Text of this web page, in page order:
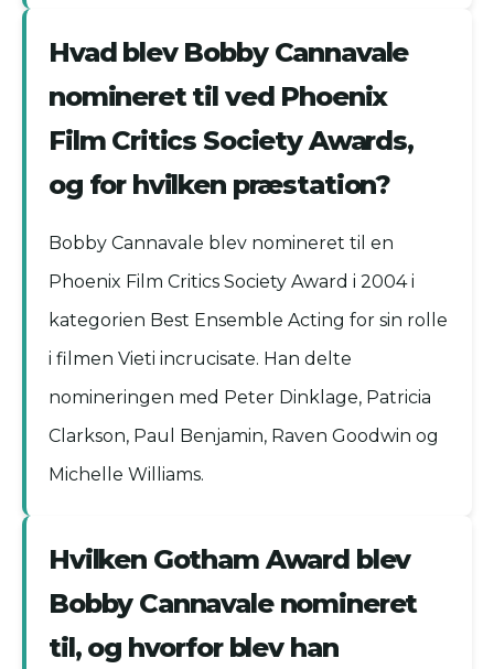
Hvad blev Bobby Cannavale
nomineret til ved Phoenix
Film Critics Society Awards,
og for hvilken præstation?
Bobby Cannavale blev nomineret til en
Phoenix Film Critics Society Award i 2004 i
kategorien Best Ensemble Acting for sin rolle
i filmen Vieti incrucisate. Han delte
nomineringen med Peter Dinklage, Patricia
Clarkson, Paul Benjamin, Raven Goodwin og
Michelle Williams.
Hvilken Gotham Award blev
Bobby Cannavale nomineret
til, og hvorfor blev han